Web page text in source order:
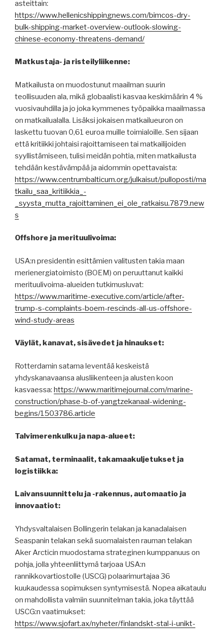
asteittain:
https://www.hellenicshippingnews.com/bimcos-dry-
bulk-shipping-market-overview-outlook-slowing-
chinese-economy-threatens-demand/
Matkustaja- ja risteilyliikenne:
Matkailusta on muodostunut maailman suurin
teollisuuden ala, mikä globaalisti kasvaa keskimäärin 4 %
vuosivauhdilla ja jo joka kymmenes työpaikka maailmassa
on matkailualalla. Lisäksi jokaisen matkailueuron on
laskettu tuovan 0,61 euroa muille toimialoille. Sen sijaan
että kritiikki johtaisi rajoittamiseen tai matkailijoiden
syyllistämiseen, tulisi meidän pohtia, miten matkailusta
tehdään kestävämpää ja aidommin opettavaista:
https://www.centrumbalticum.org/julkaisut/pulloposti/ma
tkailu_saa_kritiikkia_-
_syysta_mutta_rajoittaminen_ei_ole_ratkaisu.7879.new
s
Offshore ja merituulivoima:
USA:n presidentin esittämien valitusten takia maan
merienergiatoimisto (BOEM) on peruuttanut kaikki
merituulivoima-alueiden tutkimusluvat:
https://www.maritime-executive.com/article/after-
trump-s-complaints-boem-rescinds-all-us-offshore-
wind-study-areas
Väylät, kanavat, sisävedet ja hinaukset:
Rotterdamin satama leventää keskeistä
yhdyskanavaansa alusliikenteen ja alusten koon
kasvaessa: https://www.maritimejournal.com/marine-
construction/phase-b-of-yangtzekanaal-widening-
begins/1503786.article
Talvimerenkulku ja napa-alueet:
Satamat, terminaalit, takamaakuljetukset ja
logistiikka:
Laivansuunnittelu ja -rakennus, automaatio ja
innovaatiot:
Yhdysvaltalaisen Bollingerin telakan ja kanadalaisen
Seaspanin telakan sekä suomalaisten rauman telakan
Aker Arcticin muodostama strateginen kumppanuus on
pohja, jolla yhteenliittymä tarjoaa USA:n
rannikkovartiostolle (USCG) polaarimurtajaa 36
kuukaudessa sopimuksen syntymisestä. Nopea aikataulu
on mahdollista valmiin suunnitelman takia, joka täyttää
USCG:n vaatimukset:
https://www.sjofart.ax/nyheter/finlandskt-stal-i-unikt-